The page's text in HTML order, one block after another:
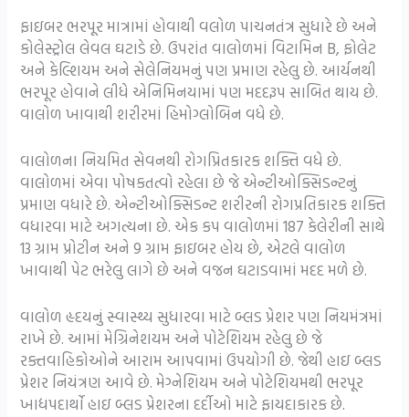
ફાઇબર ભરપૂર માત્રામાં હોવાથી વલોળ પાચનતંત્ર સુધારે છે અને
કોલેસ્ટ્રોલ લેવલ ઘટાડે છે. ઉપરાંત વાલોળમાં વિટામિન B, ફોલેટ
અને કેલ્શિયમ અને સેલેનિયમનું પણ પ્રમાણ રહેલુ છે. આર્યનથી
ભરપૂર હોવાને લીધે એનિમિનયામાં પણ મદદરૂપ સાબિત થાય છે.
વાલોળ ખાવાથી શરીરમાં હિમોગ્લોબિન વધે છે.
વાલોળના નિયમિત સેવનથી રોગપ્રિતકારક શક્તિ વધે છે.
વાલોળમાં એવા પોષકતત્વો રહેલા છે જે એન્ટીઓક્સિડન્ટનું
પ્રમાણ વધારે છે. એન્ટીઓક્સિડન્ટ શરીરની રોગપ્રતિકારક શક્તિ
વધારવા માટે અગત્યના છે. એક કપ વાલોળમાં 187 કેલેરીની સાથે
13 ગ્રામ પ્રોટીન અને 9 ગ્રામ ફાઇબર હોય છે, એટલે વાલોળ
ખાવાથી પેટ ભરેલુ લાગે છે અને વજન ઘટાડવામાં મદદ મળે છે.
વાલોળ હૃદયનું સ્વાસ્થ્ય સુધારવા માટે બ્લડ પ્રેશર પણ નિયમંત્રમાં
રાખે છે. આમાં મેગ્રિનેશયમ અને પોટેશિયમ રહેલુ છે જે
રક્તવાહિકોઓને આરામ આપવામાં ઉપયોગી છે. જેથી હાઇ બ્લડ
પ્રેશર નિયંત્રણ આવે છે. મેગ્નેશિયમ અને પોટેશિયમથી ભરપૂર
ખાદ્યપદાર્થો હાઇ બ્લડ પ્રેશરના દર્દીઓ માટે ફાયદાકારક છે.